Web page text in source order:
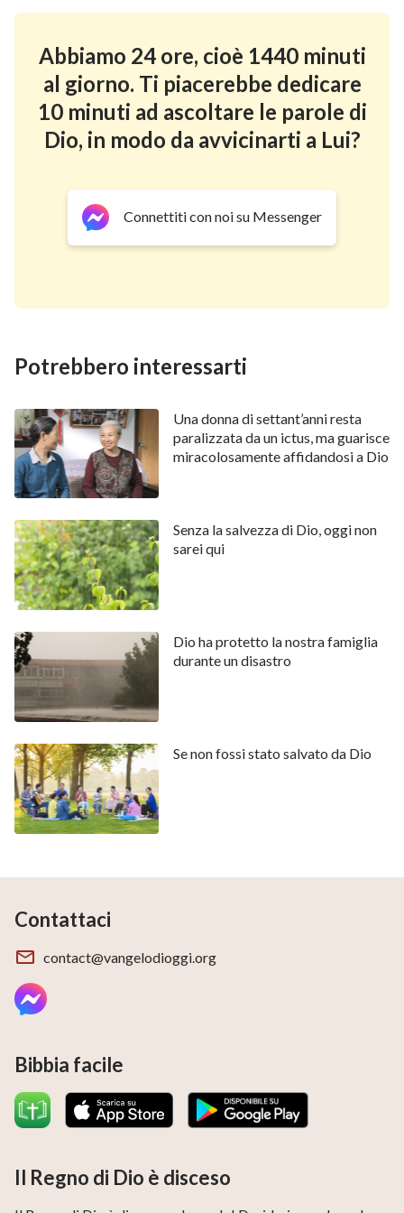
può donare la vita all’uomo e cambiarlo. È Dio che ha
salvato mia madre e ha condotto la nostra famiglia di
nuovo alla Sua casa per vivere felici.
Grazie Dio! Tutte le lodi, l’autorità e la gloria sono per
Condividerne di più ：
rapporto tra me e mio figlio
Abbiamo 24 ore, cioè 1440 minuti
al giorno. Ti piacerebbe dedicare
10 minuti ad ascoltare le parole di
Dio, in modo da avvicinarti a Lui?
Connettiti con noi su Messenger
Potrebbero interessarti
Una donna di settant’anni resta
paralizzata da un ictus, ma guarisce
miracolosamente affidandosi a Dio
Senza la salvezza di Dio, oggi non
sarei qui
Dio ha protetto la nostra famiglia
durante un disastro
Se non fossi stato salvato da Dio
Contattaci
contact@vangelodioggi.org
Bibbia facile
Il Regno di Dio è disceso